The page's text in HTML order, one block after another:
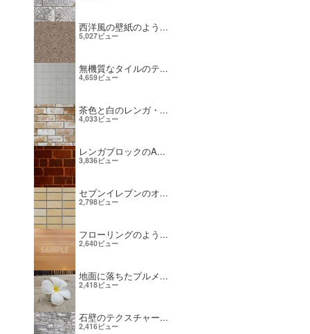
西洋風の壁紙のよう...
5,027ビュー
無機質なタイルのテ...
4,659ビュー
茶色と白のレンガ・...
4,033ビュー
レンガブロックのA...
3,836ビュー
セブンイレブンのオ...
2,798ビュー
フローリングのよう...
2,640ビュー
地面に落ちたプルメ...
2,418ビュー
石壁のテクスチャー...
2,416ビュー